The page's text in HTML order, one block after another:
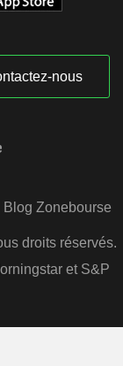
nous
Blog Zonebourse
droits réservés.
et S&P